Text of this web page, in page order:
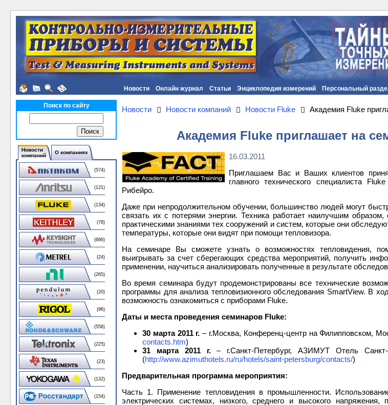
Новости Онлайн журнал Статьи Энциклопедия измерений Персональный
Поиск по сайту
Новости
компаний
О компаниях
(574)
(121)
(134)
(78)
(666)
(24)
(265)
(20)
(96)
(558)
(225)
(23)
(132)
(154)
Новости Новости компаний Новости Fluke Академия Fluke
Академия Fluke приглашает на
16.03.2011
Приглашаем Вас и Ваших клиентов
главного технического специалиста
Рибейро.
Даже при непродолжительном обучении, большинство людей могут
связать их с потерями энергии. Техника работает наилучшим
практическими знаниями тех сооружений и систем, которые они
температуры, которые они видят при помощи тепловизора.
На семинаре Вы сможете узнать о возможностях тепловидения,
выигрывать за счет сберегающих средства мероприятий, получить
применении, научиться анализировать полученные в результате
Во время семинара будут продемонстрированы все технические
программы для анализа тепловизионного обследования SmartView. В
возможность ознакомиться с приборами Fluke.
Даты и места проведения семинаров Fluke:
30 марта 2011 г. – г.Москва, Конференц-центр на Филипповском,
contacts.htm)
31 марта 2011 г.– г.Санкт-Петербург, АЗИМУТ Отель Санкт-
(http://www.azimuthotels.ru/ru/hotels/saint-petersburg/contacts/)
Предварительная программа мероприятия:
Часть 1. Применение тепловидения в промышленности.
электрических системах, низкого, среднего и высокого